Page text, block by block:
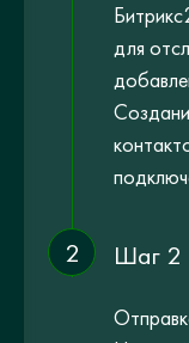
для
2 Шаг 2